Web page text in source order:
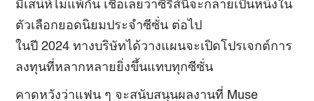
มีเสน่ห์ไม่แพ้กัน เชื่อเลยว่าซีรีส์นี้จะกลายเป็นหนึ่งใน
ตัวเลือกยอดนิยมประจำซีซั่น ต่อไป
ในปี 2024 ทางบริษัทได้วางแผนจะเปิดโปรเจกต์การ
ลงทุนที่หลากหลายยิ่งขึ้นแทบทุกซีซั่น
คาดหวังว่าแฟน ๆ จะสนับสนุนผลงานที่ Muse